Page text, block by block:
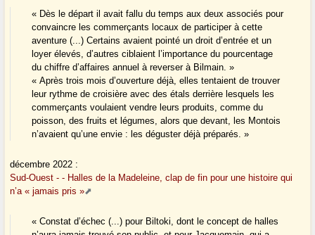
« Dès le départ il avait fallu du temps aux deux associés pour
convaincre les commerçants locaux de participer à cette
aventure (...) Certains avaient pointé un droit d’entrée et un
loyer élevés, d’autres ciblaient l’importance du pourcentage
du chiffre d’affaires annuel à reverser à Bilmain. »
« Après trois mois d’ouverture déjà, elles tentaient de trouver
leur rythme de croisière avec des étals derrière lesquels les
commerçants voulaient vendre leurs produits, comme du
poisson, des fruits et légumes, alors que devant, les Montois
n’avaient qu’une envie : les déguster déjà préparés. »
décembre 2022 :
Sud-Ouest - - Halles de la Madeleine, clap de fin pour une histoire qui
n’a « jamais pris »
« Constat d’échec (...) pour Biltoki, dont le concept de halles